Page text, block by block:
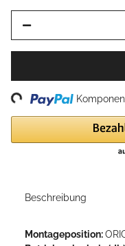
Beschreibung
Montageposition: